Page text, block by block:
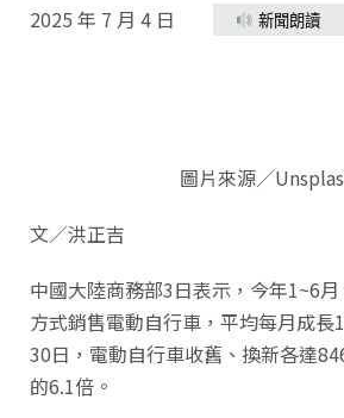
2025 年 7 月 4 日 新聞朗讀
圖片來源／
文／洪正吉
中國大陸商務部3日表示，今年1~6
方式銷售電動自行車，平均每月成長
30日，電動自行車收舊、換新各達
的6.1倍。